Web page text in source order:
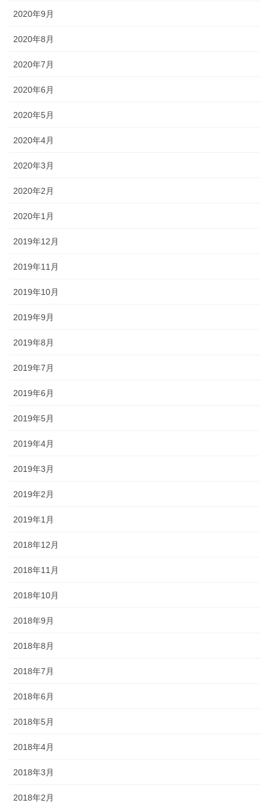
2020年9月
2020年8月
2020年7月
2020年6月
2020年5月
2020年4月
2020年3月
2020年2月
2020年1月
2019年12月
2019年11月
2019年10月
2019年9月
2019年8月
2019年7月
2019年6月
2019年5月
2019年4月
2019年3月
2019年2月
2019年1月
2018年12月
2018年11月
2018年10月
2018年9月
2018年8月
2018年7月
2018年6月
2018年5月
2018年4月
2018年3月
2018年2月